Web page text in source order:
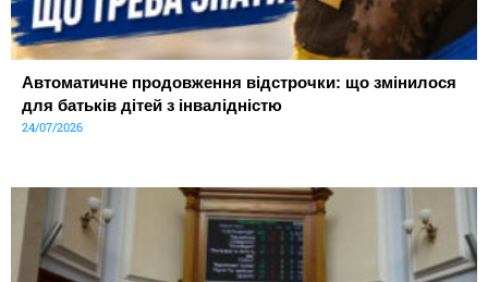
Автоматичне продовження відстрочки: що змінилося
для батьків дітей з інвалідністю
24/07/2026